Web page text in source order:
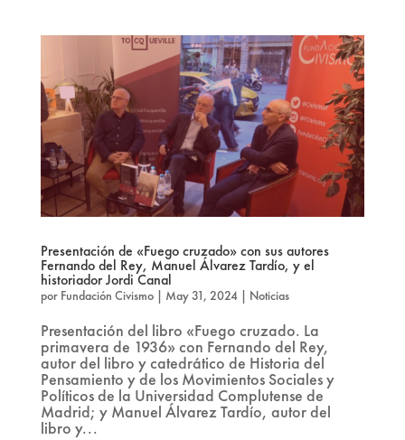
Presentación de «Fuego cruzado» con sus autores
Fernando del Rey, Manuel Álvarez Tardío, y el
historiador Jordi Canal
por Fundación Civismo| May 31, 2024| Noticias
Presentación del libro «Fuego cruzado. La
primavera de 1936» con Fernando del Rey,
autor del libro y catedrático de Historia del
Pensamiento y de los Movimientos Sociales y
Políticos de la Universidad Complutense de
Madrid; y Manuel Álvarez Tardío, autor del
libro y...